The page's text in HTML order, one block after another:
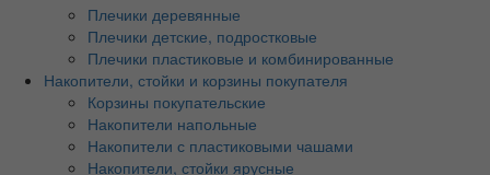
Плечики деревянные
Плечики детские, подростковые
Плечики пластиковые и комбинированные
Накопители, стойки и корзины покупателя
Корзины покупательские
Накопители напольные
Накопители с пластиковыми чашами
Накопители, стойки ярусные